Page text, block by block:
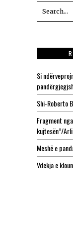
Si
Shi-Roberto
Fragment
kujtesën”/
Meshë e
Vdekja e